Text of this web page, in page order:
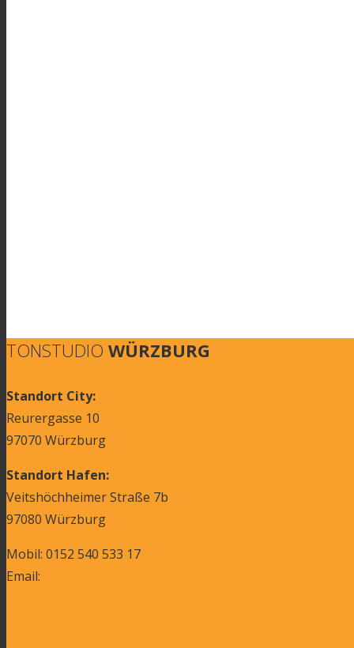
TONSTUDIO WÜRZBURG
Standort City:
Reurergasse 10
97070 Würzburg
Standort Hafen:
Veitshöchheimer Straße 7b
97080 Würzburg
Mobil: 0152 540 533 17
Email: